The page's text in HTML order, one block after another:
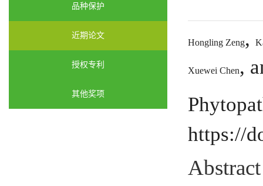
品种保护
近期论文
授权专利
其他奖项
Hongling Zeng,
Xuewei Chen,
https://
Abstract